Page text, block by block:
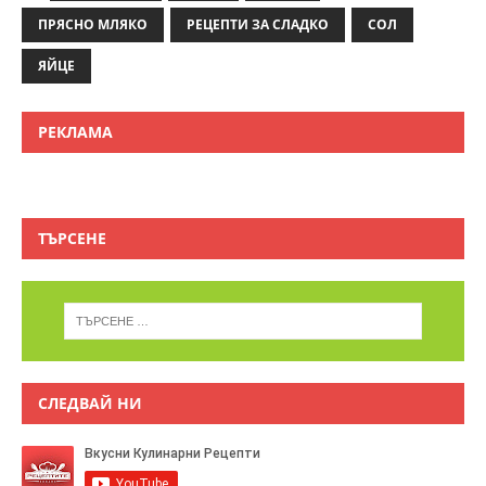
ПРЯСНО МЛЯКО РЕЦЕПТИ ЗА СЛАДКО СОЛ
ЯЙЦЕ
РЕКЛАМА
ТЪРСЕНЕ
СЛЕДВАЙ НИ